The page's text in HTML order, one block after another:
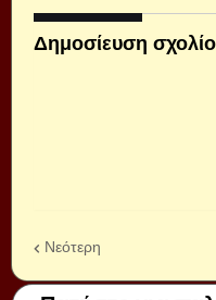
Δημοσίευση
Νεότερη